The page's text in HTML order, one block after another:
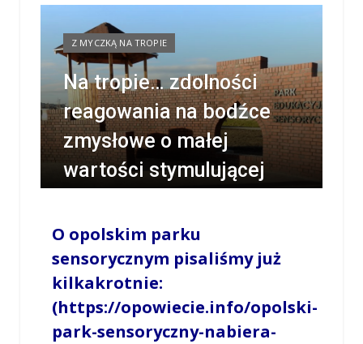
Z MYCZKĄ NA TROPIE
Na tropie… zdolności
reagowania na bodźce
zmysłowe o małej
wartości stymulującej
O opolskim parku
sensorycznym pisaliśmy już
kilkakrotnie:
(https://opowiecie.info/opolski-
park-sensoryczny-nabiera-